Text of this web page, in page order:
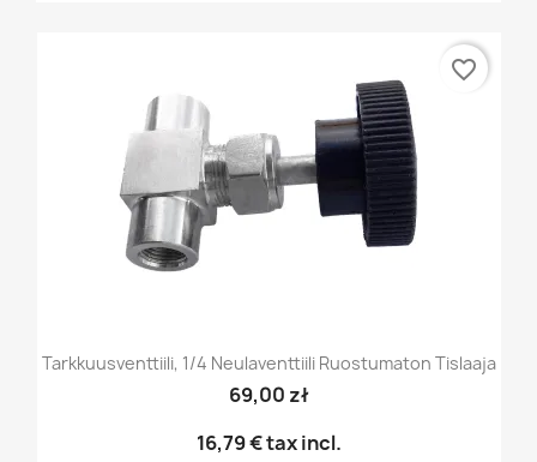
Tarkkuusventtiili, 1/4 Neulaventtiili Ruostumaton Tislaaja
69,00 zł
16,79 €tax incl.
favorite_border